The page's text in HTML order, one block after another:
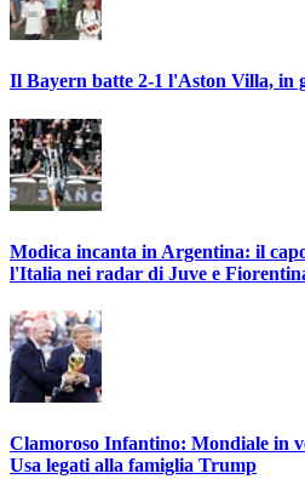
Il Bayern batte 2-1 l'Aston Villa, in
Modica incanta in Argentina: il
l'Italia nei radar di Juve e
Clamoroso Infantino: Mondiale in
Usa legati alla famiglia Trump